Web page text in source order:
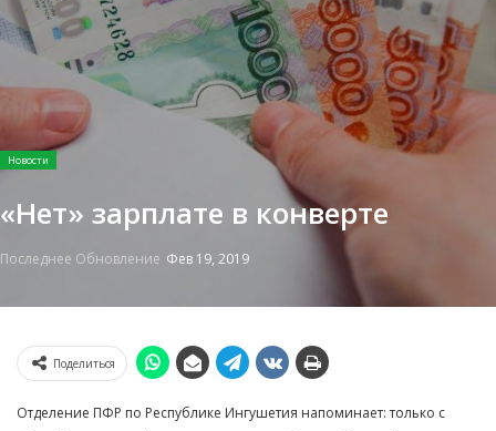
Новости
«Нет» зарплате в конверте
Последнее Обновление Фев 19, 2019
Поделиться
Отделение ПФР по Республике Ингушетия напоминает: только с